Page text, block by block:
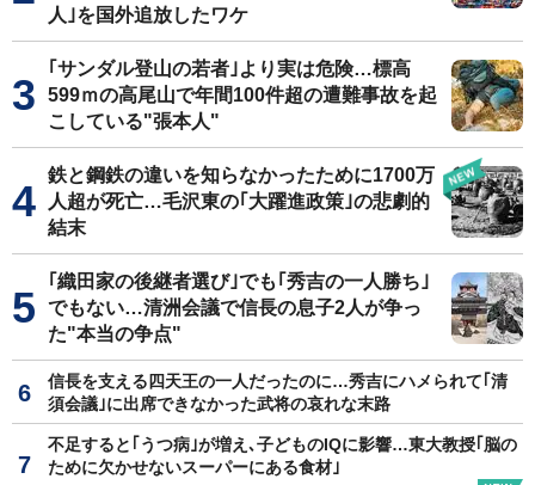
人｣を国外追放したワケ
｢サンダル登山の若者｣より実は危険…標高
599ｍの高尾山で年間100件超の遭難事故を起
こしている"張本人"
鉄と鋼鉄の違いを知らなかったために1700万
人超が死亡…毛沢東の｢大躍進政策｣の悲劇的
結末
｢織田家の後継者選び｣でも｢秀吉の一人勝ち｣
でもない…清洲会議で信長の息子2人が争っ
た"本当の争点"
信長を支える四天王の一人だったのに…秀吉にハメられて｢清
須会議｣に出席できなかった武将の哀れな末路
不足すると｢うつ病｣が増え､子どものIQに影響…東大教授｢脳の
ために欠かせないスーパーにある食材｣